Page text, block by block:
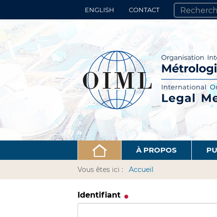
ENGLISH CONTACT
CHERCHER
RECHERCHE
À PROPOS
Vous êtes ici : Accueil
Identifiant